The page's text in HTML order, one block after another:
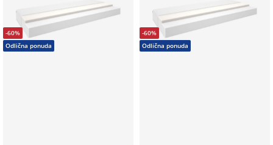
-60%
Odlična ponuda
-60%
Odlična ponuda